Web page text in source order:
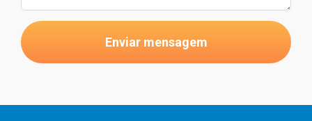
Enviar mensagem